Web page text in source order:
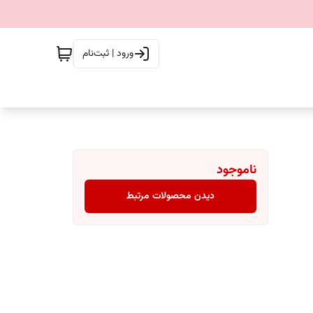
ورود | ثبت‌نام
ناموجود
دیدن محصولات مرتبط